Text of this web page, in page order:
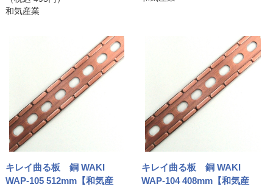
和気産業
キレイ曲る板 銅 WAKI
WAP-105 512mm【和気産
キレイ曲る板 銅 WAKI
WAP-104 408mm【和気産